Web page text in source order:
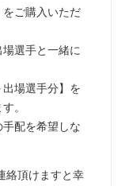
ご購入いただ
場選手と一緒に
場選手分】を
。
配を希望しな
絡頂けますと幸